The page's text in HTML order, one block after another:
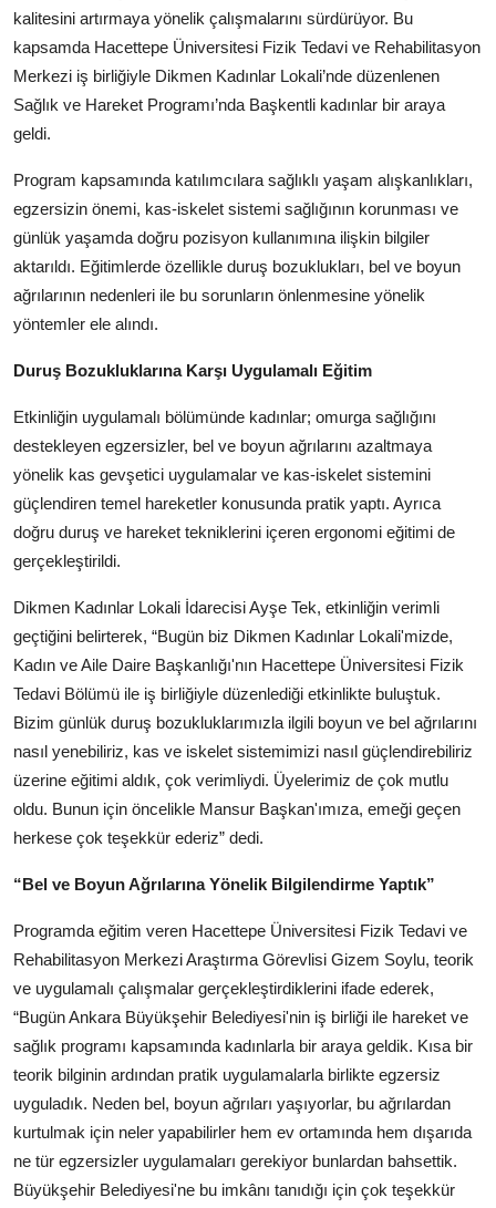
Köşe Yazısı
Dernek
Galeri
E-GAZETE
kalitesini artırmaya yönelik çalışmalarını sürdürüyor. Bu
kapsamda Hacettepe Üniversitesi Fizik Tedavi ve Rehabilitasyon
Merkezi iş birliğiyle Dikmen Kadınlar Lokali’nde düzenlenen
Sağlık ve Hareket Programı’nda Başkentli kadınlar bir araya
geldi.
Program kapsamında katılımcılara sağlıklı yaşam alışkanlıkları,
egzersizin önemi, kas-iskelet sistemi sağlığının korunması ve
günlük yaşamda doğru pozisyon kullanımına ilişkin bilgiler
aktarıldı. Eğitimlerde özellikle duruş bozuklukları, bel ve boyun
ağrılarının nedenleri ile bu sorunların önlenmesine yönelik
yöntemler ele alındı.
Duruş Bozukluklarına Karşı Uygulamalı Eğitim
Etkinliğin uygulamalı bölümünde kadınlar; omurga sağlığını
destekleyen egzersizler, bel ve boyun ağrılarını azaltmaya
yönelik kas gevşetici uygulamalar ve kas-iskelet sistemini
güçlendiren temel hareketler konusunda pratik yaptı. Ayrıca
doğru duruş ve hareket tekniklerini içeren ergonomi eğitimi de
gerçekleştirildi.
Dikmen Kadınlar Lokali İdarecisi Ayşe Tek, etkinliğin verimli
geçtiğini belirterek, “Bugün biz Dikmen Kadınlar Lokali'mizde,
Kadın ve Aile Daire Başkanlığı'nın Hacettepe Üniversitesi Fizik
Tedavi Bölümü ile iş birliğiyle düzenlediği etkinlikte buluştuk.
Bizim günlük duruş bozukluklarımızla ilgili boyun ve bel ağrılarını
nasıl yenebiliriz, kas ve iskelet sistemimizi nasıl güçlendirebiliriz
üzerine eğitimi aldık, çok verimliydi. Üyelerimiz de çok mutlu
oldu. Bunun için öncelikle Mansur Başkan'ımıza, emeği geçen
herkese çok teşekkür ederiz” dedi.
“Bel ve Boyun Ağrılarına Yönelik Bilgilendirme Yaptık”
Programda eğitim veren Hacettepe Üniversitesi Fizik Tedavi ve
Rehabilitasyon Merkezi Araştırma Görevlisi Gizem Soylu, teorik
ve uygulamalı çalışmalar gerçekleştirdiklerini ifade ederek,
“Bugün Ankara Büyükşehir Belediyesi'nin iş birliği ile hareket ve
sağlık programı kapsamında kadınlarla bir araya geldik. Kısa bir
teorik bilginin ardından pratik uygulamalarla birlikte egzersiz
uyguladık. Neden bel, boyun ağrıları yaşıyorlar, bu ağrılardan
kurtulmak için neler yapabilirler hem ev ortamında hem dışarıda
ne tür egzersizler uygulamaları gerekiyor bunlardan bahsettik.
Büyükşehir Belediyesi'ne bu imkânı tanıdığı için çok teşekkür